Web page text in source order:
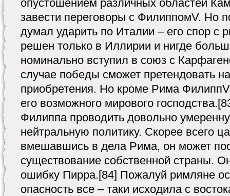
опустошением различных областей
завести переговоры с ФилиппомV. Но
думал ударить по Италии – его спор с
решен только в Иллирии и нигде
номинально вступил в союз с
случае победы сможет претендовать
приобретения. Но кроме Рима
его возможного мирового
Филиппа проводить довольно
нейтральную политику. Скорее всего
вмешавшись в дела Рима, он может
существование собственной страны.
ошибку Пирра.[84] Пожалуй римляне
опасность все – таки исходила с